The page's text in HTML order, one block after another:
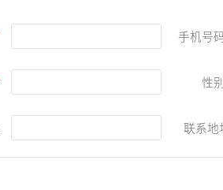
手机号
性
联系地